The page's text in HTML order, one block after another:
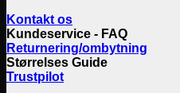
Kontakt os
Kundeservice - FAQ
Returnering/ombytning
Størrelses Guide
Trustpilot